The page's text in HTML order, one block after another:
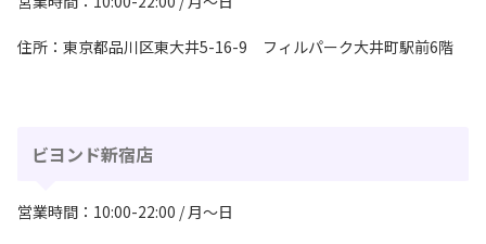
住所：東京都品川区東大井5-16-9 フィルパーク大井町駅前6階
ビヨンド新宿店
営業時間：10:00-22:00 / 月〜日